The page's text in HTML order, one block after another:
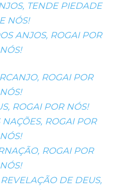
TENDE PIEDADE
NÓS!
ANJOS, ROGAI POR
NÓS!
ROGAI POR
NÓS!
ROGAI POR NÓS!
ROGAI POR
NÓS!
ROGAI POR
NÓS!
DE DEUS,